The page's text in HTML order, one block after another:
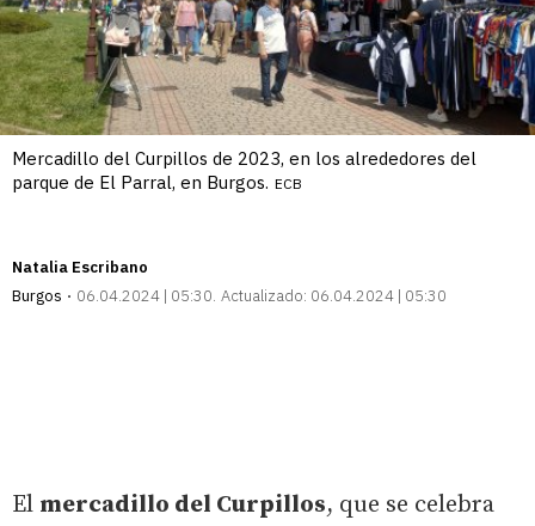
Mercadillo del Curpillos de 2023, en los alrededores del
parque de El Parral, en Burgos. ECB
Natalia Escribano
Burgos
06.04.2024 | 05:30 Actualizado: 06.04.2024 | 05:30
El mercadillo del Curpillos, que se celebra